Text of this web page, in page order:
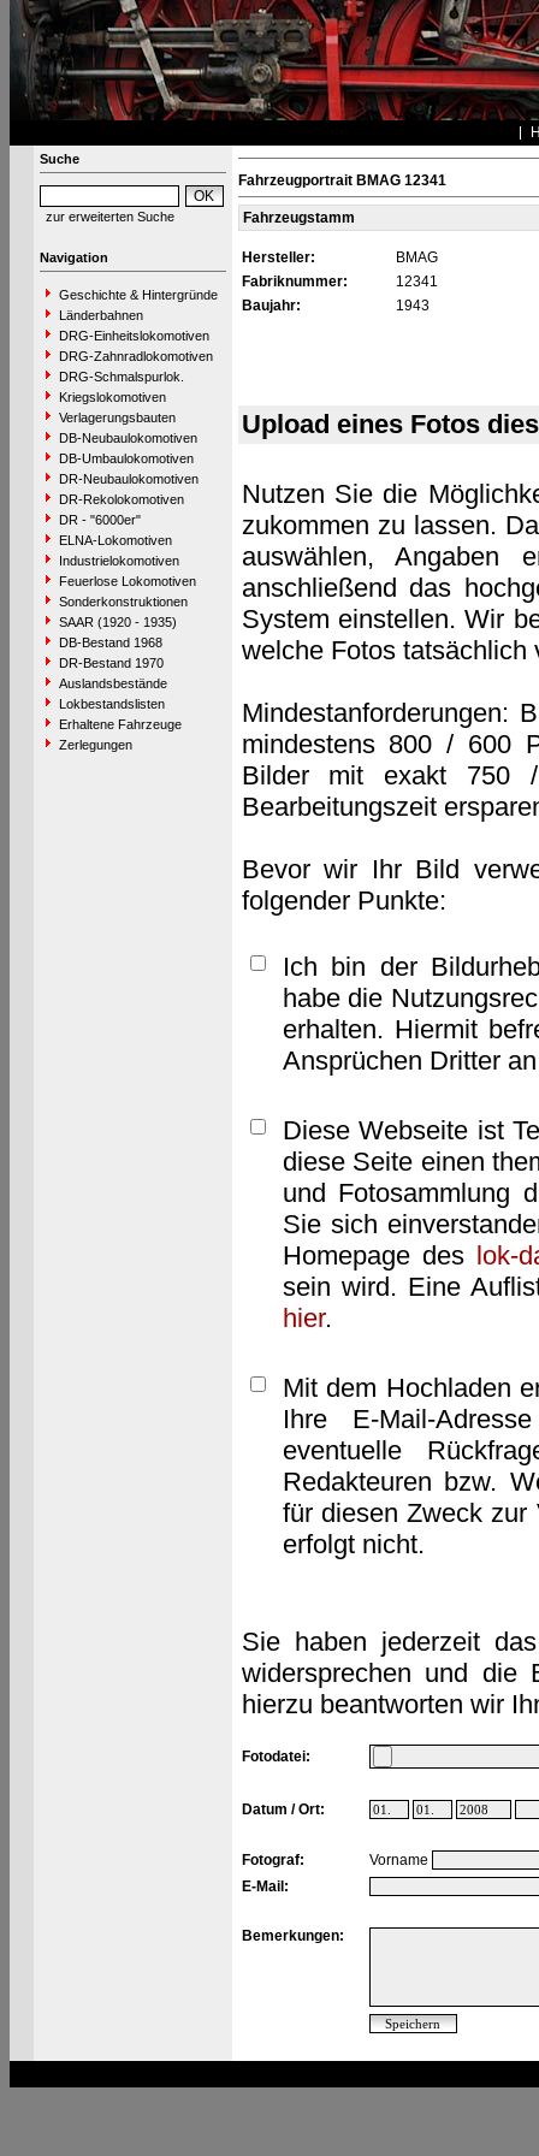
Suche
zur erweiterten Suche
Navigation
Geschichte & Hintergründe
Länderbahnen
DRG-Einheitslokomotiven
DRG-Zahnradlokomotiven
DRG-Schmalspurlok.
Kriegslokomotiven
Verlagerungsbauten
DB-Neubaulokomotiven
DB-Umbaulokomotiven
DR-Neubaulokomotiven
DR-Rekolokomotiven
DR - "6000er"
ELNA-Lokomotiven
Industrielokomotiven
Feuerlose Lokomotiven
Sonderkonstruktionen
SAAR (1920 - 1935)
DB-Bestand 1968
DR-Bestand 1970
Auslandsbestände
Lokbestandslisten
Erhaltene Fahrzeuge
Zerlegungen
Fahrzeugportrait BMAG 12341
Fahrzeugstamm
Hersteller:
BMAG
Fabriknummer:
12341
Baujahr:
1943
Upload eines Fotos
Nutzen Sie die
zukommen zu lassen.
auswählen, Angaben
anschließend das
System einstellen. Wir
welche Fotos tatsächlich
Mindestanforderungen:
mindestens 800 / 600
Bilder mit exakt 750
Bearbeitungszeit
Bevor wir Ihr Bild
folgender Punkte:
Ich bin der
habe die
erhalten. Hiermit
Ansprüchen Dritter
Diese Webseite ist
diese Seite einen
und Fotosammlung
Sie sich
Homepage des lok-
sein wird. Eine
hier.
Mit dem Hochladen
Ihre E-Mail-
eventuelle
Redakteuren bzw.
für diesen Zweck zur
erfolgt nicht.
Sie haben jederzeit
widersprechen und die
hierzu beantworten wir
Fotodatei:
Datum / Ort:
Fotograf:
Vorname
E-Mail:
Bemerkungen: